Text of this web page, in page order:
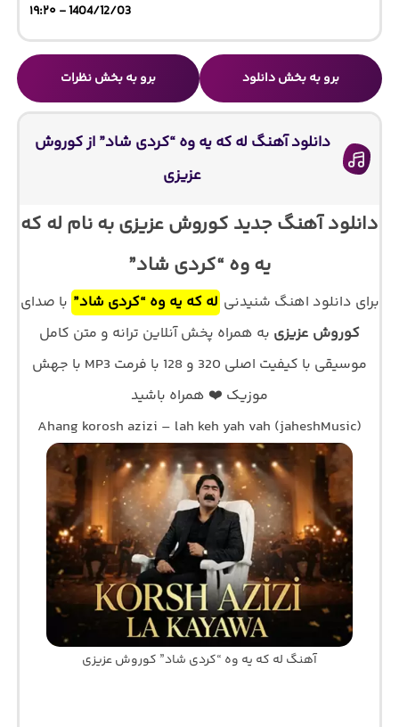
1404/12/03 - ۱۹:۲۰
برو به بخش دانلود برو به بخش نظرات
دانلود آهنگ له که یه وه “کردی شاد” از کوروش
عزیزی
دانلود آهنگ جدید کوروش عزیزی به نام له که
یه وه “کردی شاد”
برای دانلود اهنگ شنیدنی له که یه وه “کردی شاد” با صدای
کوروش عزیزی به همراه پخش آنلاین ترانه و متن کامل
موسیقی با کیفیت اصلی 320 و 128 با فرمت MP3 با جهش
موزیک ❤️ همراه باشید
Ahang korosh azizi – lah keh yah vah (jaheshMusic)
آهنگ له که یه وه “کردی شاد” کوروش عزیزی